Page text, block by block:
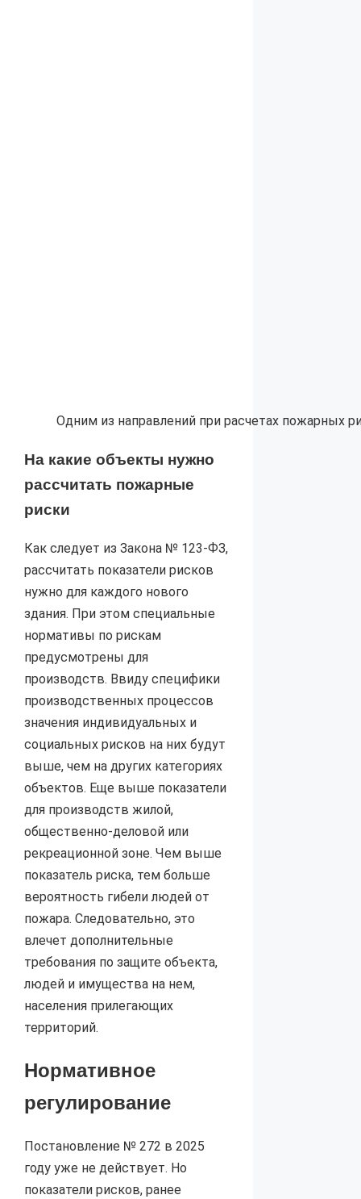
Одним из направлений при расчетах пожарных
На какие объекты нужно
рассчитать пожарные
риски
Как следует из Закона № 123-ФЗ,
рассчитать показатели рисков
нужно для каждого нового
здания. При этом специальные
нормативы по рискам
предусмотрены для
производств. Ввиду специфики
производственных процессов
значения индивидуальных и
социальных рисков на них будут
выше, чем на других категориях
объектов. Еще выше показатели
для производств жилой,
общественно-деловой или
рекреационной зоне. Чем выше
показатель риска, тем больше
вероятность гибели людей от
пожара. Следовательно, это
влечет дополнительные
требования по защите объекта,
людей и имущества на нем,
населения прилегающих
территорий.
Нормативное
регулирование
Постановление № 272 в 2025
году уже не действует. Но
показатели рисков, ранее